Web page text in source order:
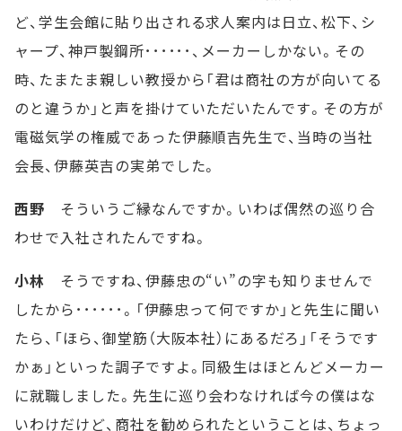
ど、学生会館に貼り出される求人案内は日立、松下、シ
ャープ、神戸製鋼所･･････、メーカーしかない。その
時、たまたま親しい教授から「君は商社の方が向いてる
のと違うか」と声を掛けていただいたんです。その方が
電磁気学の権威であった伊藤順吉先生で、当時の当社
会長、伊藤英吉の実弟でした。
西野 そういうご縁なんですか。いわば偶然の巡り合
わせで入社されたんですね。
小林 そうですね、伊藤忠の“い”の字も知りませんで
したから･･････。「伊藤忠って何ですか」と先生に聞い
たら、「ほら、御堂筋（大阪本社）にあるだろ」「そうです
かぁ」といった調子ですよ。同級生はほとんどメーカー
に就職しました。先生に巡り会わなければ今の僕はな
いわけだけど、商社を勧められたということは、ちょっ